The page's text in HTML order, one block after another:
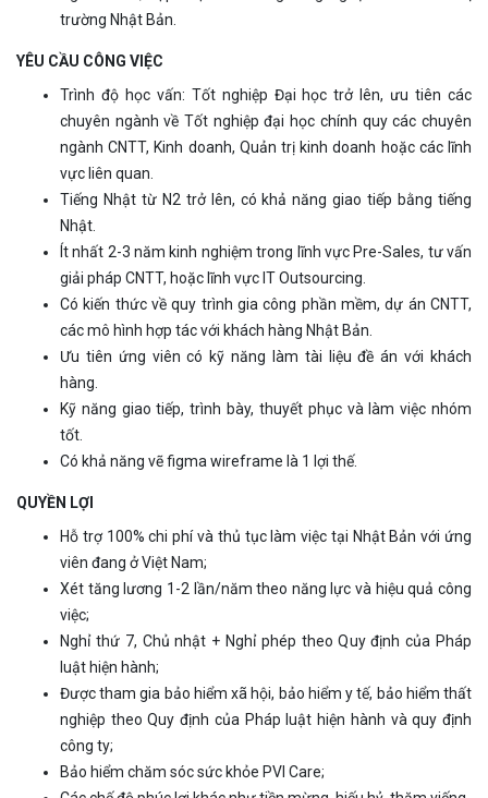
trường Nhật Bản.
YÊU CẦU CÔNG VIỆC
Trình độ học vấn: Tốt nghiệp Đại học trở lên, ưu tiên các
chuyên ngành về Tốt nghiệp đại học chính quy các chuyên
ngành CNTT, Kinh doanh, Quản trị kinh doanh hoặc các lĩnh
vực liên quan.
Tiếng Nhật từ N2 trở lên, có khả năng giao tiếp bằng tiếng
Nhật.
Ít nhất 2-3 năm kinh nghiệm trong lĩnh vực Pre-Sales, tư vấn
giải pháp CNTT, hoặc lĩnh vực IT Outsourcing.
Có kiến thức về quy trình gia công phần mềm, dự án CNTT,
các mô hình hợp tác với khách hàng Nhật Bản.
Ưu tiên ứng viên có kỹ năng làm tài liệu đề án với khách
hàng.
Kỹ năng giao tiếp, trình bày, thuyết phục và làm việc nhóm
tốt.
Có khả năng vẽ figma wireframe là 1 lợi thế.
QUYỀN LỢI
Hỗ trợ 100% chi phí và thủ tục làm việc tại Nhật Bản với ứng
viên đang ở Việt Nam;
Xét tăng lương 1-2 lần/năm theo năng lực và hiệu quả công
việc;
Nghỉ thứ 7, Chủ nhật + Nghỉ phép theo Quy định của Pháp
luật hiện hành;
Được tham gia bảo hiểm xã hội, bảo hiểm y tế, bảo hiểm thất
nghiệp theo Quy định của Pháp luật hiện hành và quy định
công ty;
Bảo hiểm chăm sóc sức khỏe PVI Care;